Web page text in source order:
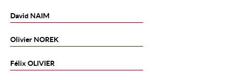
David NAIM
Olivier NOREK
Félix OLIVIER